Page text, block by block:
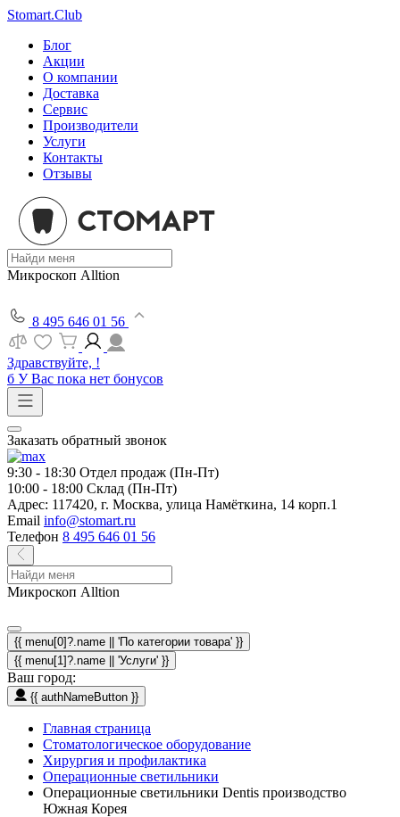
Stomart.Club
Блог
Акции
О компании
Доставка
Сервис
Производители
Услуги
Контакты
Отзывы
Микроскоп Alltion
8 495 646 01 56
Здравствуйте, !
б У Вас пока нет бонусов
Заказать обратный звонок
9:30 - 18:30 Отдел продаж (Пн-Пт)
10:00 - 18:00 Склад (Пн-Пт)
Адрес: 117420, г. Москва, улица Намёткина, 14 корп.1
Email info@stomart.ru
Телефон 8 495 646 01 56
Микроскоп Alltion
{{ menu[0]?.name || 'По категории товара' }}
{{ menu[1]?.name || 'Услуги' }}
Ваш город:
{{ authNameButton }}
Главная страница
Стоматологическое оборудование
Хирургия и профилактика
Операционные светильники
Операционные светильники Dentis производство
Южная Корея